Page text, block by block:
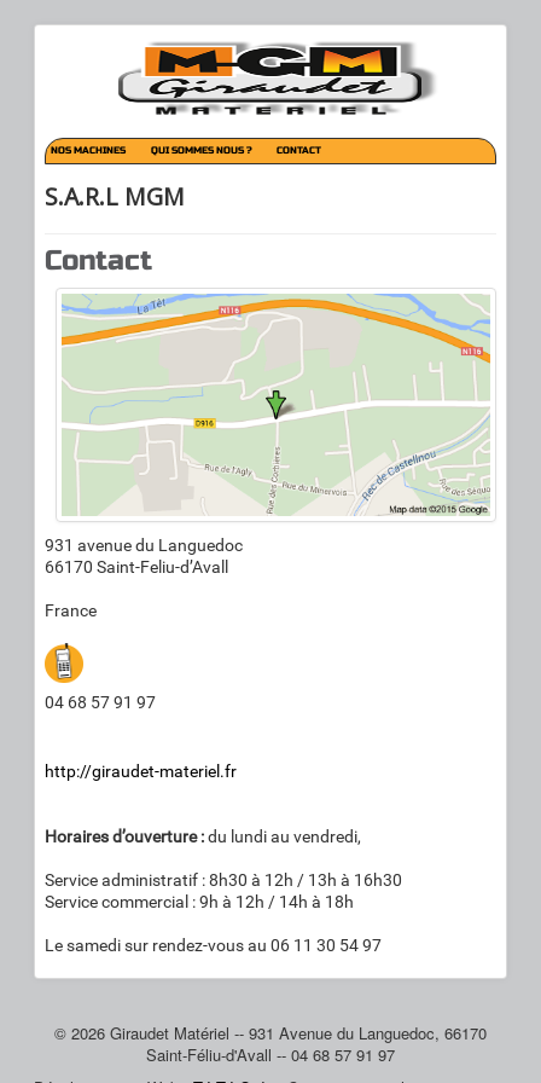
NOS MACHINES QUI SOMMES NOUS ? CONTACT
S.A.R.L MGM
Contact
931 avenue du Languedoc
66170Saint-Feliu-d’Avall
France
04 68 57 91 97
http://giraudet-materiel.fr
Horaires d’ouverture :du lundi au vendredi,
Service administratif : 8h30 à 12h / 13h à 16h30
Service commercial : 9h à 12h / 14h à 18h
Le samedi sur rendez-vous au 06 11 30 54 97
© 2026 Giraudet Matériel -- 931 Avenue du Languedoc, 66170
Saint-Féliu-d'Avall -- 04 68 57 91 97